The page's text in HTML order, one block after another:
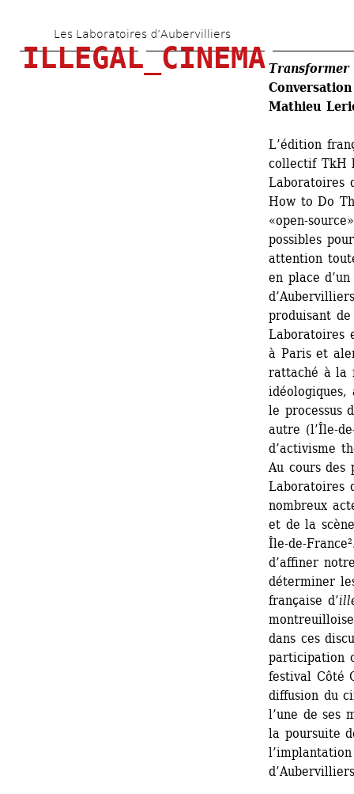
au
contenu
Les Laboratoires d’Aubervilliers
ILLEGAL_CINEMA
Mathieu
L’édition
collectif TkH
Laboratoires
How to Do
«open-
possibles
attention
en place
produisant
Laboratoires
à Paris et
rattaché à la
idéologiques,
le processus
autre (l’Île-
d’activisme
Au cours des
Laboratoires
nombreux
et de la
Île-de-
d’affiner
déterminer
française d’
dans ces
participation
festival Côté
diffusion du
l’une de ses
la poursuite
l’implantation